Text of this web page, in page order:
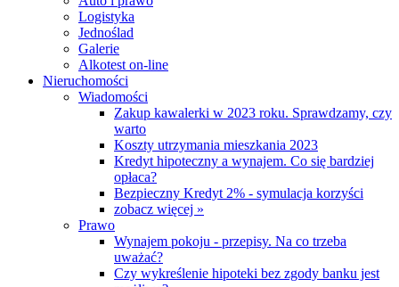
Logistyka
Jednoślad
Galerie
Alkotest on-line
Nieruchomości
Wiadomości
Zakup kawalerki w 2023 roku. Sprawdzamy, czy
warto
Koszty utrzymania mieszkania 2023
Kredyt hipoteczny a wynajem. Co się bardziej
opłaca?
Bezpieczny Kredyt 2% - symulacja korzyści
zobacz więcej »
Prawo
Wynajem pokoju - przepisy. Na co trzeba
uważać?
Czy wykreślenie hipoteki bez zgody banku jest